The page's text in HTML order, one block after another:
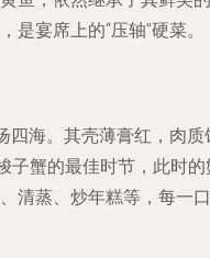
宴席上的“压轴”硬菜。
四海。其壳薄膏红，肉质
子蟹的最佳时节，此时的
清蒸、炒年糕等，每一口